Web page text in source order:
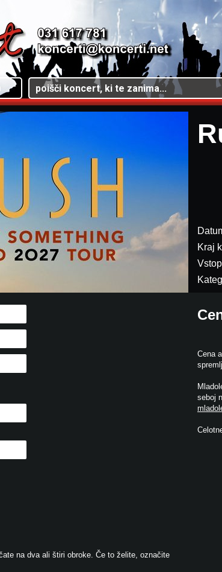
Kraj
na dva ali štiri obroke. Če to želite, označite
Cena
seboj